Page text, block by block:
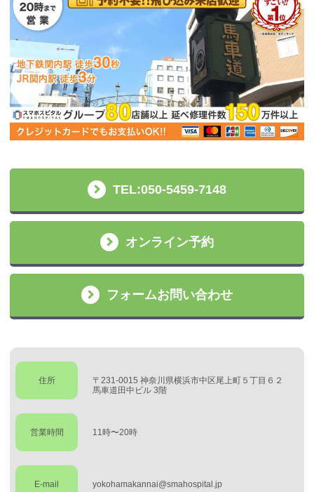
TEL:050-5459-7148
オンライン予約
フォームお問い合わせ
住所
〒231-0015 神奈川県横浜市中区尾上町５丁目６２
馬車道田中ビル 3階
営業時間 11時〜20時
E-mail yokohamakannai@smahospital.jp